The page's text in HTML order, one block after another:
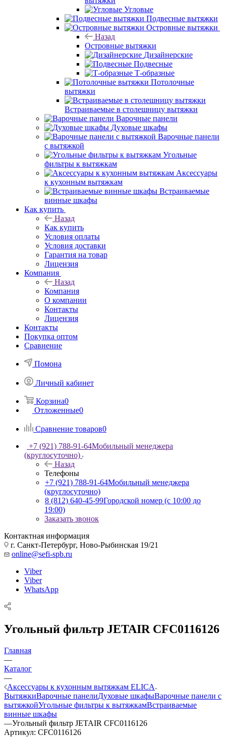
Угловые
Подвесные вытяжки
Островные вытяжки
Назад
Островные вытяжки
Дизайнерские
Подвесные
Т-образные
Потолочные
вытяжки
Встраиваемые в столешницу вытяжки
Варочные панели
Духовые шкафы
Варочные панели
с вытяжкой
Угольные
фильтры к вытяжкам
Аксессуары
к кухонным вытяжкам
Встраиваемые
винные шкафы
Как купить
Назад
Как купить
Условия оплаты
Условия доставки
Гарантия на товар
Лицензия
Компания
Назад
Компания
О компании
Контакты
Лицензия
Контакты
Покупка оптом
Сравнение
Помона
Личный кабинет
Корзина0
Отложенные0
Сравнение товаров0
+7 (921) 788-91-64Мобильный менеджера
(круглосуточно)
Назад
Телефоны
+7 (921) 788-91-64Мобильный менеджера
(круглосуточно)
8 (812) 640-45-99Городской номер (с 10:00 до
19:00)
Заказать звонок
Контактная информация
г. Санкт-Петербург, Ново-Рыбинская 19/21
online@sefi-spb.ru
Viber
Viber
WhatsApp
Угольный фильтр JETAIR CFC0116126
Главная
—
Каталог
—
Аксессуары к кухонным вытяжкам ELICA
ВытяжкиВарочные панелиДуховые шкафыВарочные панели с
вытяжкойУгольные фильтры к вытяжкамВстраиваемые
винные шкафы
—Угольный фильтр JETAIR CFC0116126
Артикул: CFC0116126